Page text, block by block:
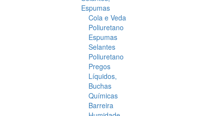
Espumas
Cola e Veda
Poliuretano
Espumas
Selantes
Poliuretano
Pregos
Líquidos,
Buchas
Químicas
Barreira